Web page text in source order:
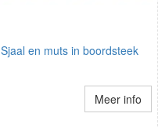
Sjaal en muts in boordsteek
Meer info